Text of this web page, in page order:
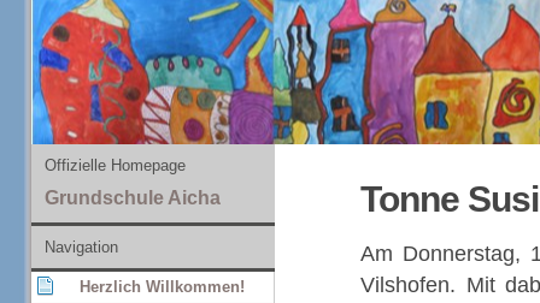
Tonne
Am Donnerstag,
Vilshofen. Mit
Offizielle Homepage
Grundschule Aicha
Navigation
Herzlich Willkommen!